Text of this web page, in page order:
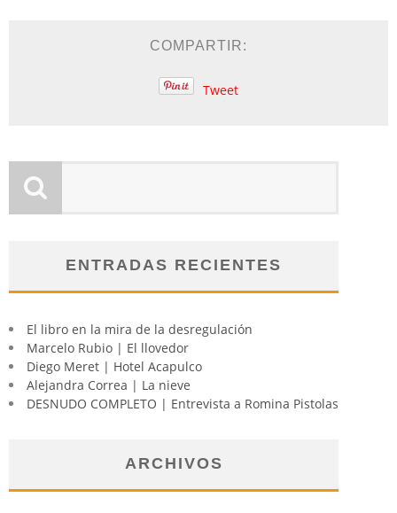
COMPARTIR:
Tweet
ENTRADAS RECIENTES
El libro en la mira de la desregulación
Marcelo Rubio | El llovedor
Diego Meret | Hotel Acapulco
Alejandra Correa | La nieve
DESNUDO COMPLETO | Entrevista a Romina Pistolas
ARCHIVOS